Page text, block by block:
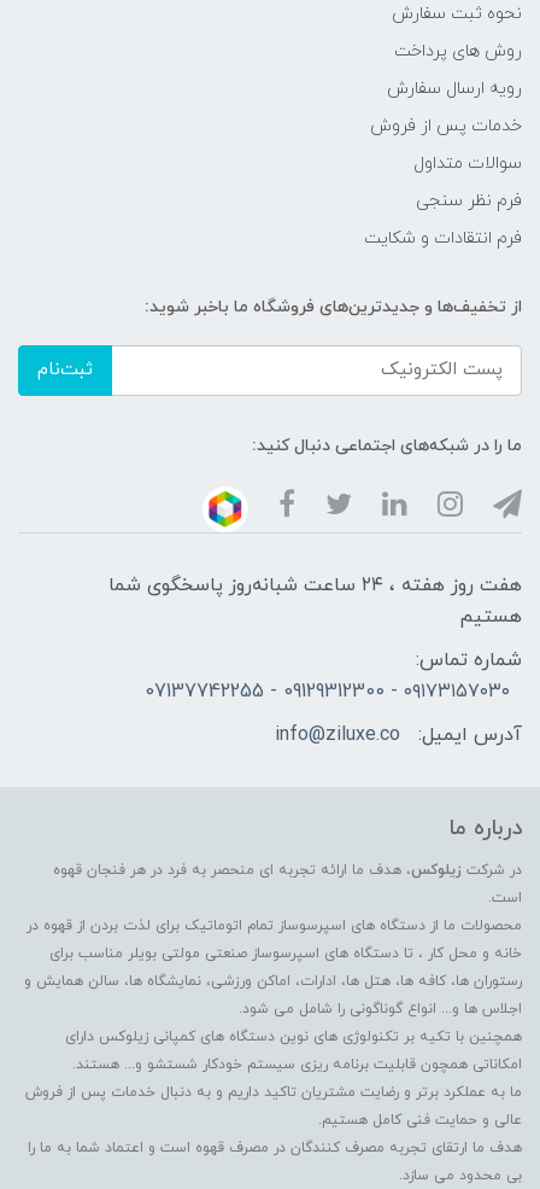
نحوه ثبت سفارش
روش های پرداخت
رویه ارسال سفارش
خدمات پس از فروش
سوالات متداول
فرم نظر سنجی
فرم انتقادات و شکایت
از تخفیف‌ها و جدیدترین‌های فروشگاه ما باخبر شوید:
ثبت‌نام
ما را در شبکه‌های اجتماعی دنبال کنید:
هفت روز هفته ، ۲۴ ساعت شبانه‌روز پاسخگوی شما
هستیم
شماره تماس:
۰۹۱۷۳۱۵۷۰۳۰ - 09129312300 - 07137742255
آدرس ایمیل:
info@ziluxe.co
درباره ما
در شرکت زیلوکس، هدف ما ارائه تجربه ای منحصر به فرد در هر فنجان قهوه
است.
محصولات ما از دستگاه های اسپرسوساز تمام اتوماتیک برای لذت بردن از قهوه در
خانه و محل کار ، تا دستگاه های اسپرسوساز صنعتی مولتی بویلر مناسب برای
رستوران ها، کافه ها، هتل ها، ادارات، اماکن ورزشی، نمایشگاه ها، سالن همایش و
اجلاس ها و... انواع گوناگونی را شامل می شود.
همچنین با تکیه بر تکنولوژی های نوین دستگاه های کمپانی زیلوکس دارای
امکاناتی همچون قابلیت برنامه ریزی سیستم خودکار شستشو و... هستند.
ما به عملکرد برتر و رضایت مشتریان تاکید داریم و به دنبال خدمات پس از فروش
عالی و حمایت فنی کامل هستیم.
هدف ما ارتقای تجربه مصرف کنندگان در مصرف قهوه است و اعتماد شما به ما را
بی محدود می سازد.